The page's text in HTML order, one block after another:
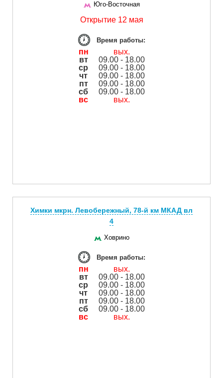
Юго-Восточная
Открытие 12 мая
Время работы:
пн
вых.
вт
09.00 - 18.00
ср
09.00 - 18.00
чт
09.00 - 18.00
пт
09.00 - 18.00
сб
09.00 - 18.00
вс
вых.
Химки мкрн. Левобережный, 78-й км МКАД вл
4
Ховрино
Время работы:
пн
вых.
вт
09.00 - 18.00
ср
09.00 - 18.00
чт
09.00 - 18.00
пт
09.00 - 18.00
сб
09.00 - 18.00
вс
вых.